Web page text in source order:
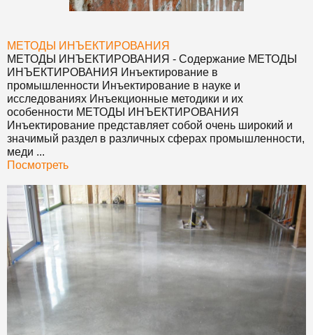
МЕТОДЫ ИНЪЕКТИРОВАНИЯ
МЕТОДЫ ИНЪЕКТИРОВАНИЯ - Содержание МЕТОДЫ
ИНЪЕКТИРОВАНИЯ Инъектирование в
промышленности Инъектирование в науке и
исследованиях Инъекционные методики и их
особенности МЕТОДЫ ИНЪЕКТИРОВАНИЯ
Инъектирование представляет собой очень широкий и
значимый раздел в различных сферах промышленности,
меди ...
Посмотреть